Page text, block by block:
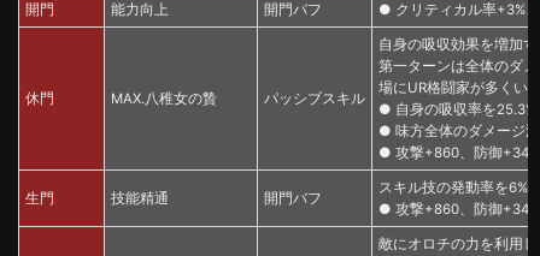
開門 能力向上 開門バフ ● クリティカル率+3%
休門 MAX.八稚女の贄 パッシブスキル
自身の吸収効果を増加
第一ターンは全体のダ
場にUR格闘家が多くい
● 自身の吸収率を25.3%
● 味方全体のダメージ
● 攻撃+860、防御+340
生門 技能精通 開門バフ
スキル技の発動率を6%
● 攻撃+860、防御+340
敵にオロチの力を利用